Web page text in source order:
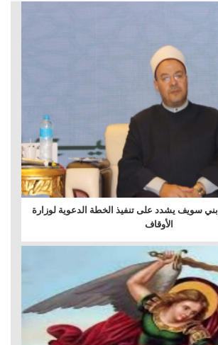
سويف يشدد على تنفيذ الخطة الدعوية لوزارة
الأوقاف